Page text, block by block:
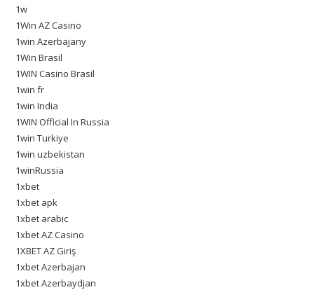
1w
1Win AZ Casino
1win Azerbajany
1Win Brasil
1WIN Casino Brasil
1win fr
1win India
1WIN Official In Russia
1win Turkiye
1win uzbekistan
1winRussia
1xbet
1xbet apk
1xbet arabic
1xbet AZ Casino
1XBET AZ Giriş
1xbet Azerbajan
1xbet Azerbaydjan